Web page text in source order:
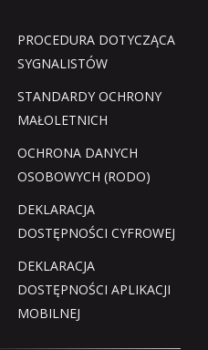
PROCEDURA DOTYCZĄCA
SYGNALISTÓW
STANDARDY OCHRONY
MAŁOLETNICH
OCHRONA DANYCH
OSOBOWYCH (RODO)
DEKLARACJA
DOSTĘPNOŚCI CYFROWEJ
DEKLARACJA
DOSTĘPNOŚCI APLIKACJI
MOBILNEJ